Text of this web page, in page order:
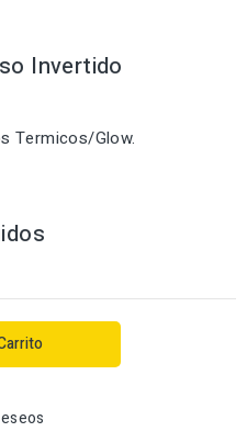
Invertido
Termicos/Glow.